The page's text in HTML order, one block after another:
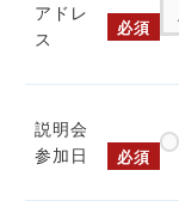
アドレ
ス
必須
説明会
参加日
必須